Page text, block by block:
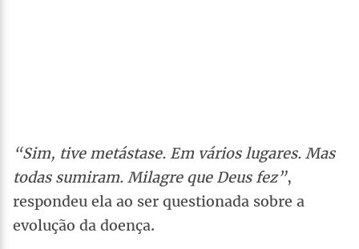
“Sim, tive metástase. Em vários lugares. Mas
todas sumiram. Milagre que Deus fez”,
respondeu ela ao ser questionada sobre a
evolução da doença.